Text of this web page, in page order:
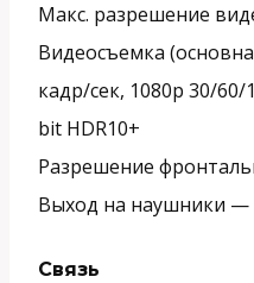
Макс. разрешение
Видеосъемка
кадр/сек, 1080p 30/
bit HDR10+
Разрешение
Выход на наушники —
Связь